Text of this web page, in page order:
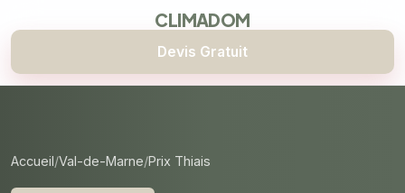
CLIMADOM
Devis Gratuit
Accueil Val-de-Marne Prix Thiais